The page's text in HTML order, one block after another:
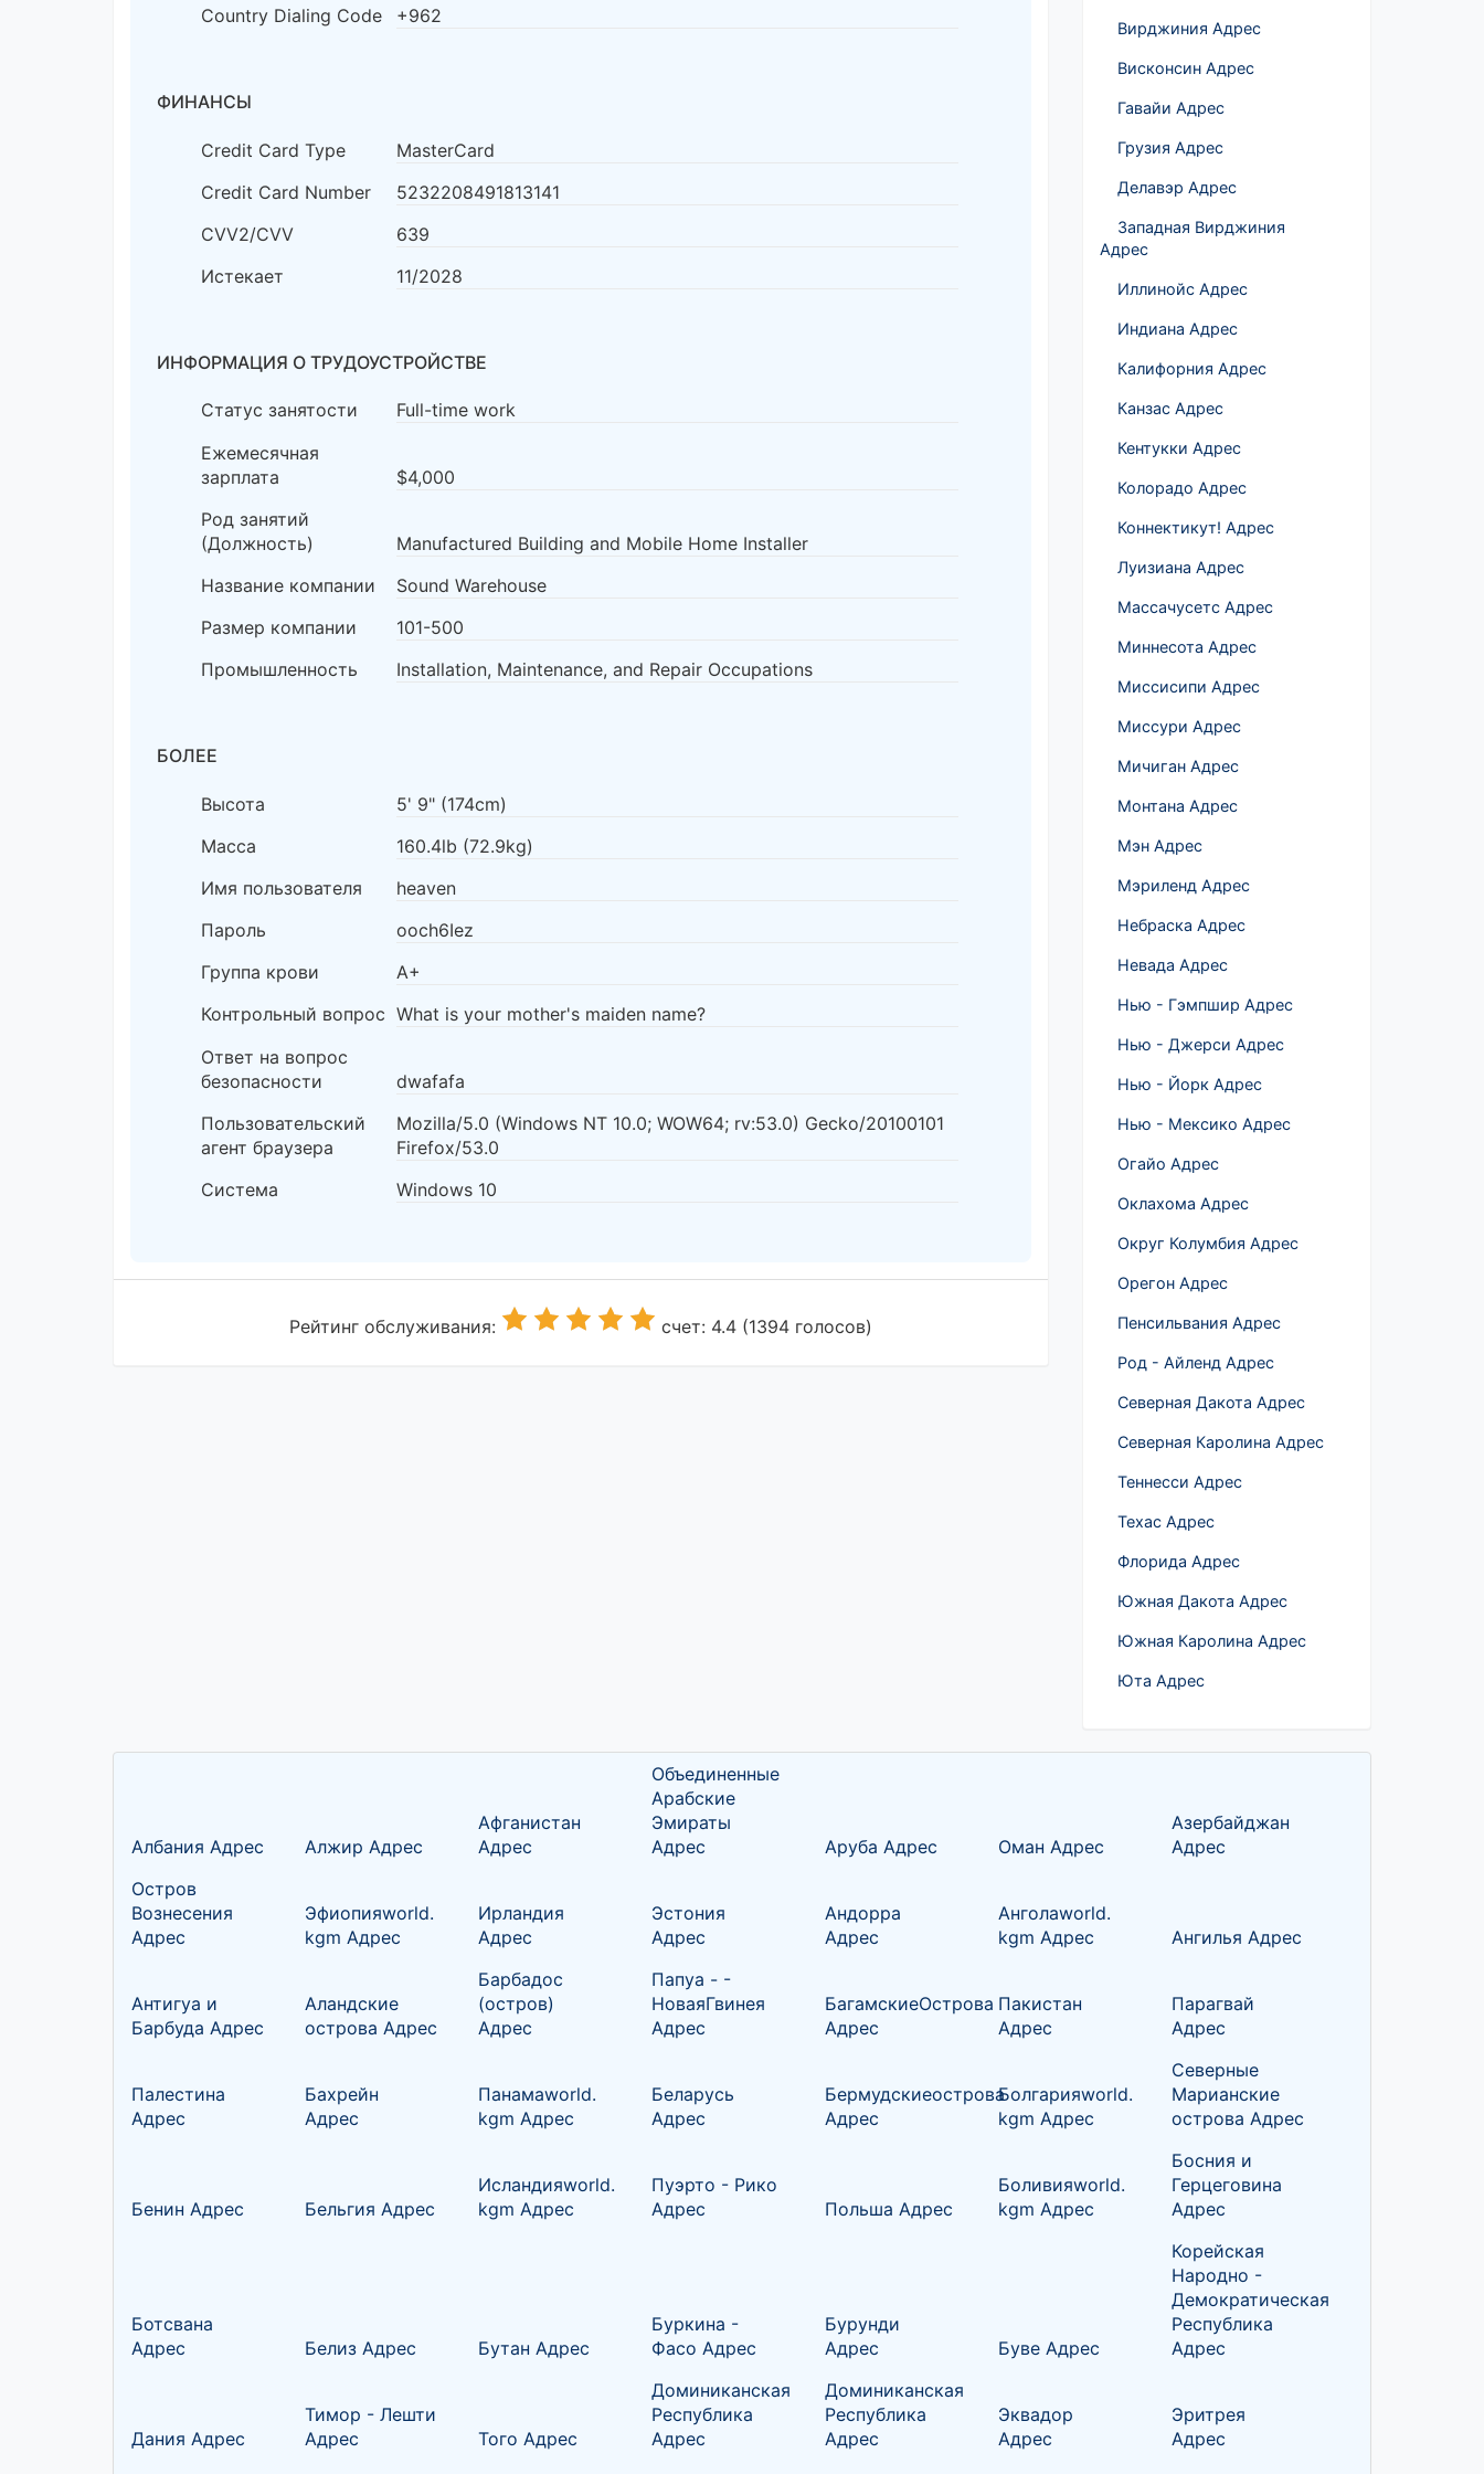
Country Dialing Code
+962
ФИНАНСЫ
Credit Card Type
MasterCard
Credit Card Number
5232208491813141
CVV2/CVV
639
Истекает
11/2028
ИНФОРМАЦИЯ О ТРУДОУСТРОЙСТВЕ
Статус занятости
Full-time work
Ежемесячная
зарплата
$4,000
Род занятий
(Должность)
Manufactured Building and Mobile Home Installer
Название компании
Sound Warehouse
Размер компании
101-500
Промышленность
Installation, Maintenance, and Repair Occupations
БОЛЕЕ
Высота
5' 9" (174cm)
Масса
160.4lb (72.9kg)
Имя пользователя
heaven
Пароль
ooch6Iez
Группа крови
A+
Контрольный вопрос What is your mother's maiden name?
Ответ на вопрос
безопасности
dwafafa
Пользовательский
агент браузера
Mozilla/5.0 (Windows NT 10.0; WOW64; rv:53.0) Gecko/20100101
Firefox/53.0
Система
Windows 10
Рейтинг обслуживания: счет: 4.4 (1394 голосов)
Вирджиния Адрес
Висконсин Адрес
Гавайи Адрес
Грузия Адрес
Делавэр Адрес
Западная Вирджиния
Адрес
Иллинойс Адрес
Индиана Адрес
Калифорния Адрес
Канзас Адрес
Кентукки Адрес
Колорадо Адрес
Коннектикут! Адрес
Луизиана Адрес
Массачусетс Адрес
Миннесота Адрес
Миссисипи Адрес
Миссури Адрес
Мичиган Адрес
Монтана Адрес
Мэн Адрес
Мэриленд Адрес
Небраска Адрес
Невада Адрес
Нью - Гэмпшир Адрес
Нью - Джерси Адрес
Нью - Йорк Адрес
Нью - Мексико Адрес
Огайо Адрес
Оклахома Адрес
Округ Колумбия Адрес
Орегон Адрес
Пенсильвания Адрес
Род - Айленд Адрес
Северная Дакота Адрес
Северная Каролина Адрес
Теннесси Адрес
Техас Адрес
Флорида Адрес
Южная Дакота Адрес
Южная Каролина Адрес
Юта Адрес
Албания Адрес Алжир Адрес
Афганистан
Адрес
Объединенные
Арабские
Эмираты
Адрес
Аруба Адрес Оман Адрес
Азербайджан
Адрес
Остров
Вознесения
Адрес
Эфиопияworld.
kgm Адрес
Ирландия
Адрес
Эстония
Адрес
Андорра
Адрес
Анголаworld.
kgm Адрес
Ангилья Адрес
Антигуа и
Барбуда Адрес
Аландские
острова Адрес
Барбадос
(остров)
Адрес
Папуа - -
НоваяГвинея
Адрес
БагамскиеОстрова
Адрес
Пакистан
Адрес
Парагвай
Адрес
Палестина
Адрес
Бахрейн
Адрес
Панамаworld.
kgm Адрес
Беларусь
Адрес
Бермудскиеострова
Адрес
Болгарияworld.
kgm Адрес
Северные
Марианские
острова Адрес
Бенин Адрес Бельгия Адрес
Исландияworld.
kgm Адрес
Пуэрто - Рико
Адрес
Польша Адрес
Боливияworld.
kgm Адрес
Босния и
Герцеговина
Адрес
Ботсвана
Адрес
Белиз Адрес Бутан Адрес
Буркина -
Фасо Адрес
Бурунди
Адрес
Буве Адрес
Корейская
Народно -
Демократическая
Республика
Адрес
Дания Адрес
Тимор - Лешти
Адрес
Того Адрес
Доминиканская
Республика
Адрес
Доминиканская
Республика
Адрес
Эквадор
Адрес
Эритрея
Адрес